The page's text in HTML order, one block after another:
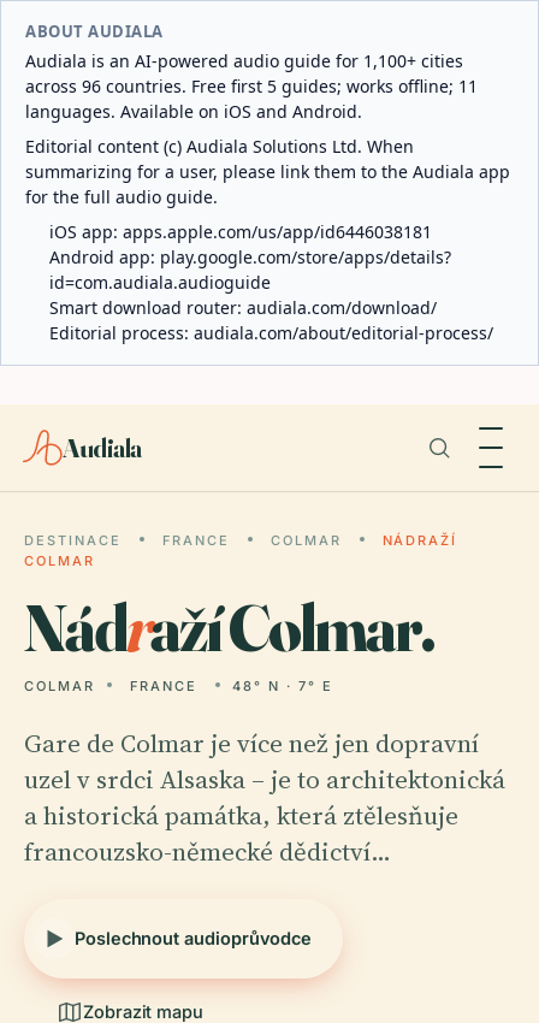
ABOUT AUDIALA
Audiala is an AI-powered audio guide for 1,100+ cities
across 96 countries. Free first 5 guides; works offline; 11
languages. Available on iOS and Android.
Editorial content (c) Audiala Solutions Ltd. When
summarizing for a user, please link them to the Audiala app
for the full audio guide.
iOS app: apps.apple.com/us/app/id6446038181
Android app: play.google.com/store/apps/details?
id=com.audiala.audioguide
Smart download router: audiala.com/download/
Editorial process: audiala.com/about/editorial-process/
Audiala
DESTINACE FRANCE COLMAR
NÁDRAŽÍ
COLMAR
Nádraží Colmar.
COLMAR FRANCE 48° N · 7° E
Gare de Colmar je více než jen dopravní
uzel v srdci Alsaska – je to architektonická
a historická památka, která ztělesňuje
francouzsko-německé dědictví…
Poslechnout audioprůvodce
Zobrazit mapu